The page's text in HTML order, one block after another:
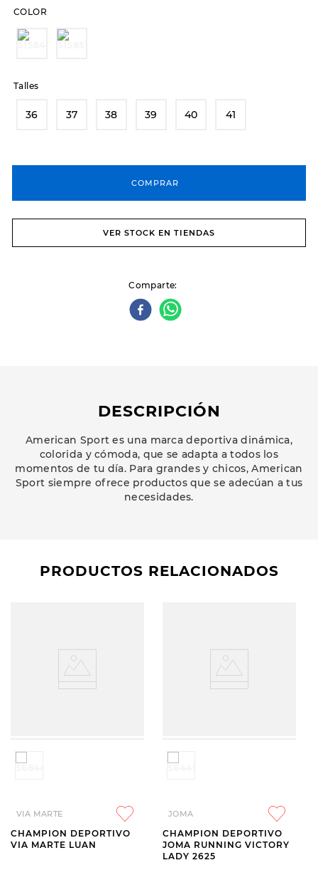
COLOR
Talles
36 37 38 39 40 41
COMPRAR
VER STOCK EN TIENDAS
Comparte
DESCRIPCIÓN
American Sport es una marca deportiva dinámica,
colorida y cómoda, que se adapta a todos los
momentos de tu día. Para grandes y chicos, American
Sport siempre ofrece productos que se adecúan a tus
necesidades.
PRODUCTOS RELACIONADOS
VIA MARTE
CHAMPION DEPORTIVO
VIA MARTE LUAN
JOMA
CHAMPION DEPORTIVO
JOMA RUNNING VICTORY
LADY 2625